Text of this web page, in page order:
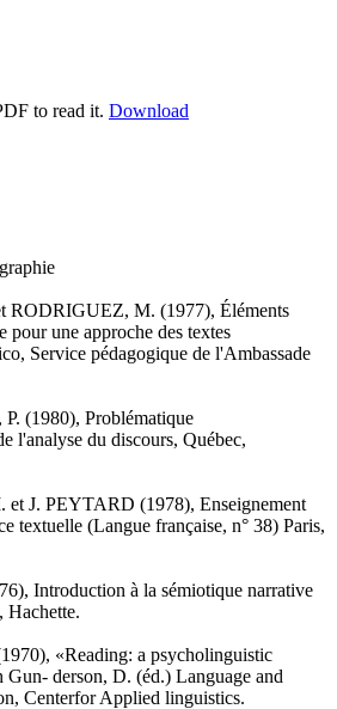
to read it. Download
M. (1977), Éléments
pour une approche des textes
Service pédagogique de l'Ambassade
(1980), Problématique
l'analyse du discours, Québec,
J. PEYTARD (1978), Enseignement
textuelle (Langue française, n° 38) Paris,
Introduction à la sémiotique narrative
Hachette.
«Reading: a psycholinguistic
Gun- derson, D. (éd.) Language and
Centerfor Applied linguistics.